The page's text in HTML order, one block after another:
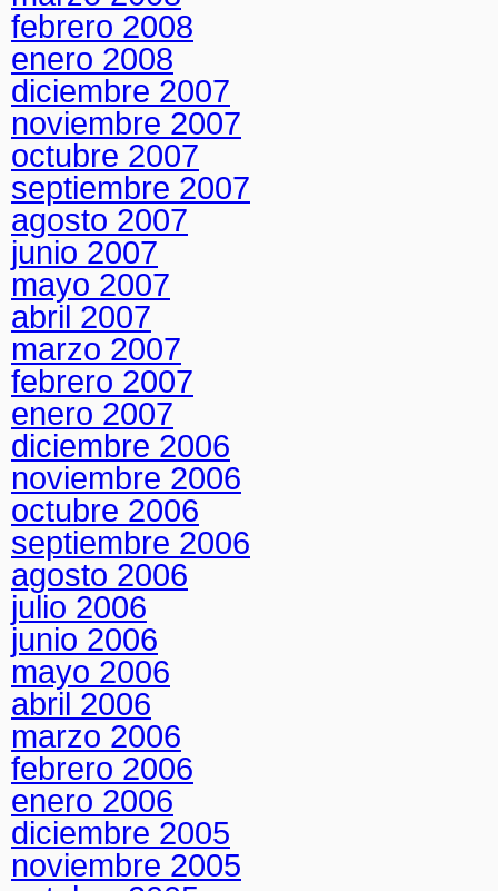
febrero 2008
enero 2008
diciembre 2007
noviembre 2007
octubre 2007
septiembre 2007
agosto 2007
junio 2007
mayo 2007
abril 2007
marzo 2007
febrero 2007
enero 2007
diciembre 2006
noviembre 2006
octubre 2006
septiembre 2006
agosto 2006
julio 2006
junio 2006
mayo 2006
abril 2006
marzo 2006
febrero 2006
enero 2006
diciembre 2005
noviembre 2005